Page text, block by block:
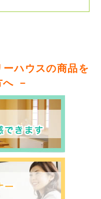
ハウスの商品を
－